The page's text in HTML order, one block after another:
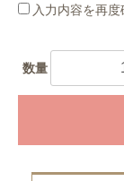
入力内容を再
数量